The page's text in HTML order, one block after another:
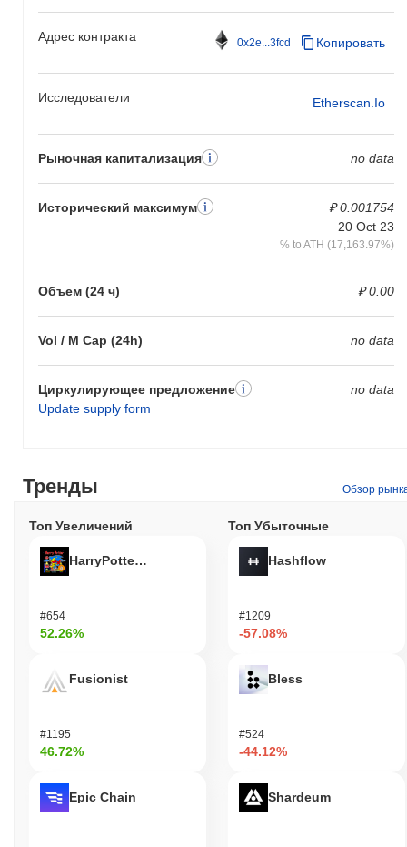
Адрес контракта 0x2e...3fcd Копировать
Исследователи Etherscan.io
Рыночная капитализация no data
Исторический максимум
₽ 0.001754
20 Oct 23
% to ATH (17,163.97%)
Объем (24 ч) ₽ 0.00
Vol / M Cap (24h) no data
Циркулирующее предложение
Update supply form
no data
Тренды Обзор
Топ Увеличений
HarryPotterObamaSonic10Inu (ETH)
#654
52.26%
Fusionist
#1195
46.72%
Epic Chain
Топ Убыточные
Hashflow
#1209
-57.08%
Bless
#524
-44.12%
Shardeum